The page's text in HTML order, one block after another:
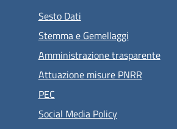
Sesto Dati
Stemma e Gemellaggi
Amministrazione trasparente
Attuazione misure PNRR
PEC
Social Media Policy